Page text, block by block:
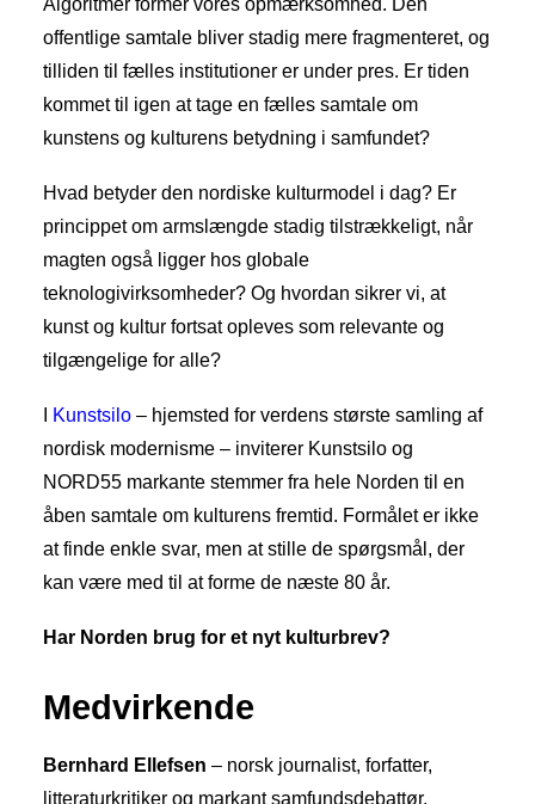
Algoritmer former vores opmærksomhed. Den
offentlige samtale bliver stadig mere fragmenteret, og
tilliden til fælles institutioner er under pres. Er tiden
kommet til igen at tage en fælles samtale om
kunstens og kulturens betydning i samfundet?
Hvad betyder den nordiske kulturmodel i dag? Er
princippet om armslængde stadig tilstrækkeligt, når
magten også ligger hos globale
teknologivirksomheder? Og hvordan sikrer vi, at
kunst og kultur fortsat opleves som relevante og
tilgængelige for alle?
Kunstsilo – hjemsted for verdens største samling af
nordisk modernisme – inviterer Kunstsilo og
NORD55 markante stemmer fra hele Norden til en
åben samtale om kulturens fremtid. Formålet er ikke
at finde enkle svar, men at stille de spørgsmål, der
kan være med til at forme de næste 80 år.
Har Norden brug for et nyt kulturbrev?
Medvirkende
Bernhard Ellefsen – norsk journalist, forfatter,
litteraturkritiker og markant samfundsdebattør.